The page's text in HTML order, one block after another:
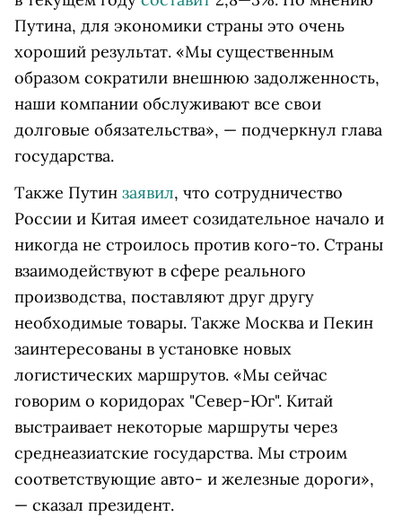
Путина, для экономики страны это очень
хороший результат. «Мы существенным
образом сократили внешнюю задолженность,
наши компании обслуживают все свои
долговые обязательства», — подчеркнул глава
государства.
Также Путин заявил, что сотрудничество
России и Китая имеет созидательное начало и
никогда не строилось против кого-то. Страны
взаимодействуют в сфере реального
производства, поставляют друг другу
необходимые товары. Также Москва и Пекин
заинтересованы в установке новых
логистических маршрутов. «Мы сейчас
говорим о коридорах "Север-Юг". Китай
выстраивает некоторые маршруты через
среднеазиатские государства. Мы строим
соответствующие авто- и железные дороги»,
— сказал президент.